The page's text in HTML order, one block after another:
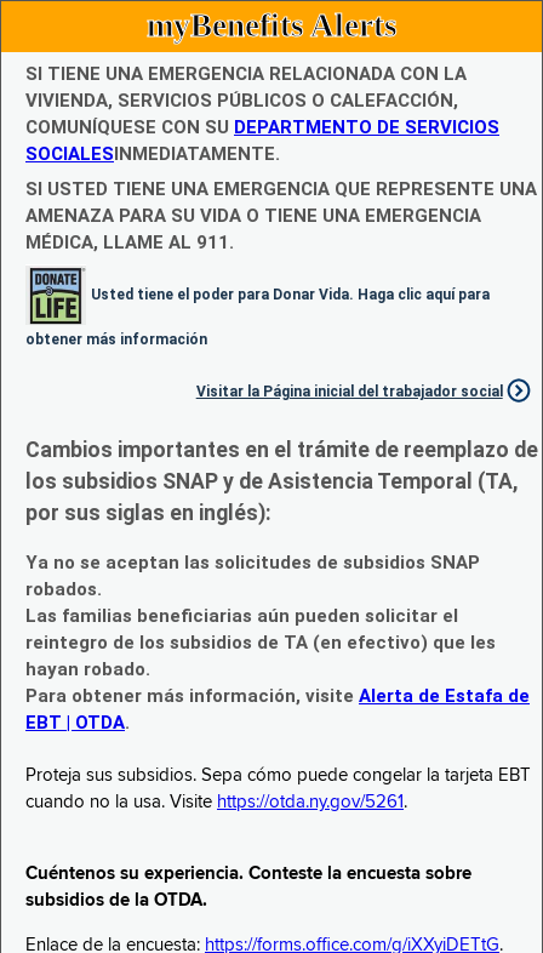
myBenefits Alerts
SI TIENE UNA EMERGENCIA RELACIONADA CON LA
VIVIENDA, SERVICIOS PÚBLICOS O CALEFACCIÓN,
COMUNÍQUESE CON SU DEPARTMENTO DE SERVICIOS
SOCIALESINMEDIATAMENTE.
SI USTED TIENE UNA EMERGENCIA QUE REPRESENTE UNA
AMENAZA PARA SU VIDA O TIENE UNA EMERGENCIA
MÉDICA, LLAME AL 911.
Usted tiene el poder para Donar Vida. Haga clic aquí para
obtener más información
Visitar la Página inicial del trabajador social
Cambios importantes en el trámite de reemplazo de
los subsidios SNAP y de Asistencia Temporal (TA,
por sus siglas en inglés):
Ya no se aceptan las solicitudes de subsidios SNAP
robados.
Las familias beneficiarias aún pueden solicitar el
reintegro de los subsidios de TA (en efectivo) que les
hayan robado.
Para obtener más información, visite Alerta de Estafa de
EBT | OTDA.
Proteja sus subsidios. Sepa cómo puede congelar la tarjeta EBT
cuando no la usa. Visite https://otda.ny.gov/5261 .
Cuéntenos su experiencia. Conteste la encuesta sobre
subsidios de la OTDA.
Enlace de la encuesta: https://forms.office.com/g/iXXyiDETtG.